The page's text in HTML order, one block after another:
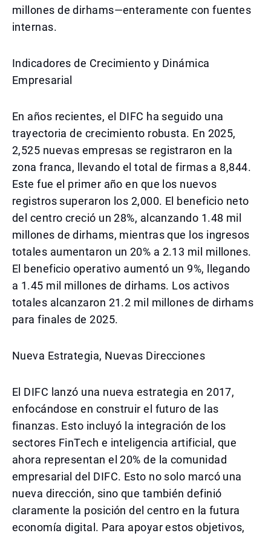
millones de dirhams—enteramente con fuentes
internas.
Indicadores de Crecimiento y Dinámica
Empresarial
En años recientes, el DIFC ha seguido una
trayectoria de crecimiento robusta. En 2025,
2,525 nuevas empresas se registraron en la
zona franca, llevando el total de firmas a 8,844.
Este fue el primer año en que los nuevos
registros superaron los 2,000. El beneficio neto
del centro creció un 28%, alcanzando 1.48 mil
millones de dirhams, mientras que los ingresos
totales aumentaron un 20% a 2.13 mil millones.
El beneficio operativo aumentó un 9%, llegando
a 1.45 mil millones de dirhams. Los activos
totales alcanzaron 21.2 mil millones de dirhams
para finales de 2025.
Nueva Estrategia, Nuevas Direcciones
El DIFC lanzó una nueva estrategia en 2017,
enfocándose en construir el futuro de las
finanzas. Esto incluyó la integración de los
sectores FinTech e inteligencia artificial, que
ahora representan el 20% de la comunidad
empresarial del DIFC. Esto no solo marcó una
nueva dirección, sino que también definió
claramente la posición del centro en la futura
economía digital. Para apoyar estos objetivos,